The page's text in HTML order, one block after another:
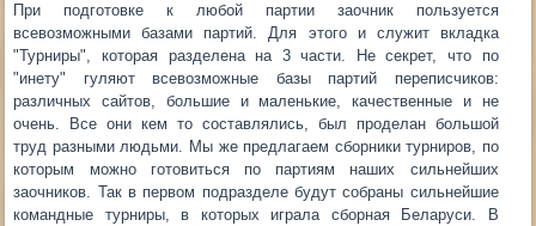
При подготовке к любой партии заочник пользуется
всевозможными базами партий. Для этого и служит вкладка
"Турниры", которая разделена на 3 части. Не секрет, что по
"инету" гуляют всевозможные базы партий переписчиков:
различных сайтов, большие и маленькие, качественные и не
очень. Все они кем то составлялись, был проделан большой
труд разными людьми. Мы же предлагаем сборники турниров, по
которым можно готовиться по партиям наших сильнейших
заочников. Так в первом подразделе будут собраны сильнейшие
командные турниры, в которых играла сборная Беларуси. В